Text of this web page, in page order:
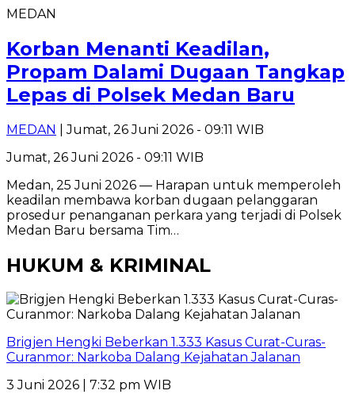
MEDAN
Korban Menanti Keadilan,
Propam Dalami Dugaan Tangkap
Lepas di Polsek Medan Baru
MEDAN
| Jumat, 26 Juni 2026 - 09:11 WIB
Jumat, 26 Juni 2026 - 09:11 WIB
Medan, 25 Juni 2026 — Harapan untuk memperoleh
keadilan membawa korban dugaan pelanggaran
prosedur penanganan perkara yang terjadi di Polsek
Medan Baru bersama Tim…
HUKUM & KRIMINAL
Brigjen Hengki Beberkan 1.333 Kasus Curat-Curas-
Curanmor: Narkoba Dalang Kejahatan Jalanan
3 Juni 2026 | 7:32 pm WIB